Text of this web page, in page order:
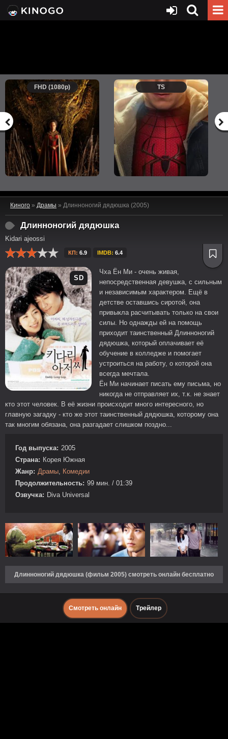
FHD (1080p) TS
Киного » Драмы » Длинноногий дядюшка (2005)
Длинноногий дядюшка
Kidari ajeossi
КП: 6.9 IMDB: 6.4
SD
Чха Ён Ми - очень живая,
непосредственная девушка, с сильным
и независимым характером. Ещё в
детстве оставшись сиротой, она
привыкла расчитывать только на свои
силы. Но однажды ей на помощь
приходит таинственный Длинноногий
дядюшка, который оплачивает её
обучение в колледже и помогает
устроиться на работу, о которой она
всегда мечтала.
Ён Ми начинает писать ему письма, но
никогда не отправляет их, т.к. не знает
кто этот человек. В её жизни происходит много интересного, но
главную загадку - кто же этот таинственный дядюшка, которому она
так многим обязана, она разгадает слишком поздно...
Год выпуска: 2005
Страна: Корея Южная
Жанр: Драмы, Комедии
Продолжительность: 99 мин. / 01:39
Озвучка: Diva Universal
Длинноногий дядюшка (фильм 2005) смотреть онлайн бесплатно
Смотреть онлайн Трейлер